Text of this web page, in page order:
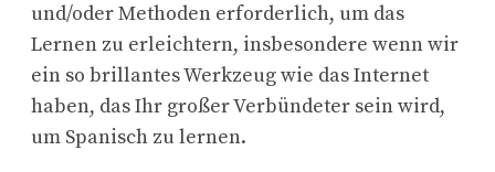
und/oder Methoden erforderlich, um das
Lernen zu erleichtern, insbesondere wenn wir
ein so brillantes Werkzeug wie das Internet
haben, das Ihr großer Verbündeter sein wird,
um Spanisch zu lernen.